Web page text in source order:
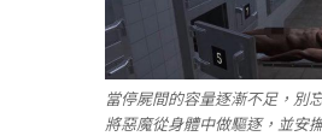
當停屍間的容量逐漸不足，別
將惡魔從身體中做驅逐，並安